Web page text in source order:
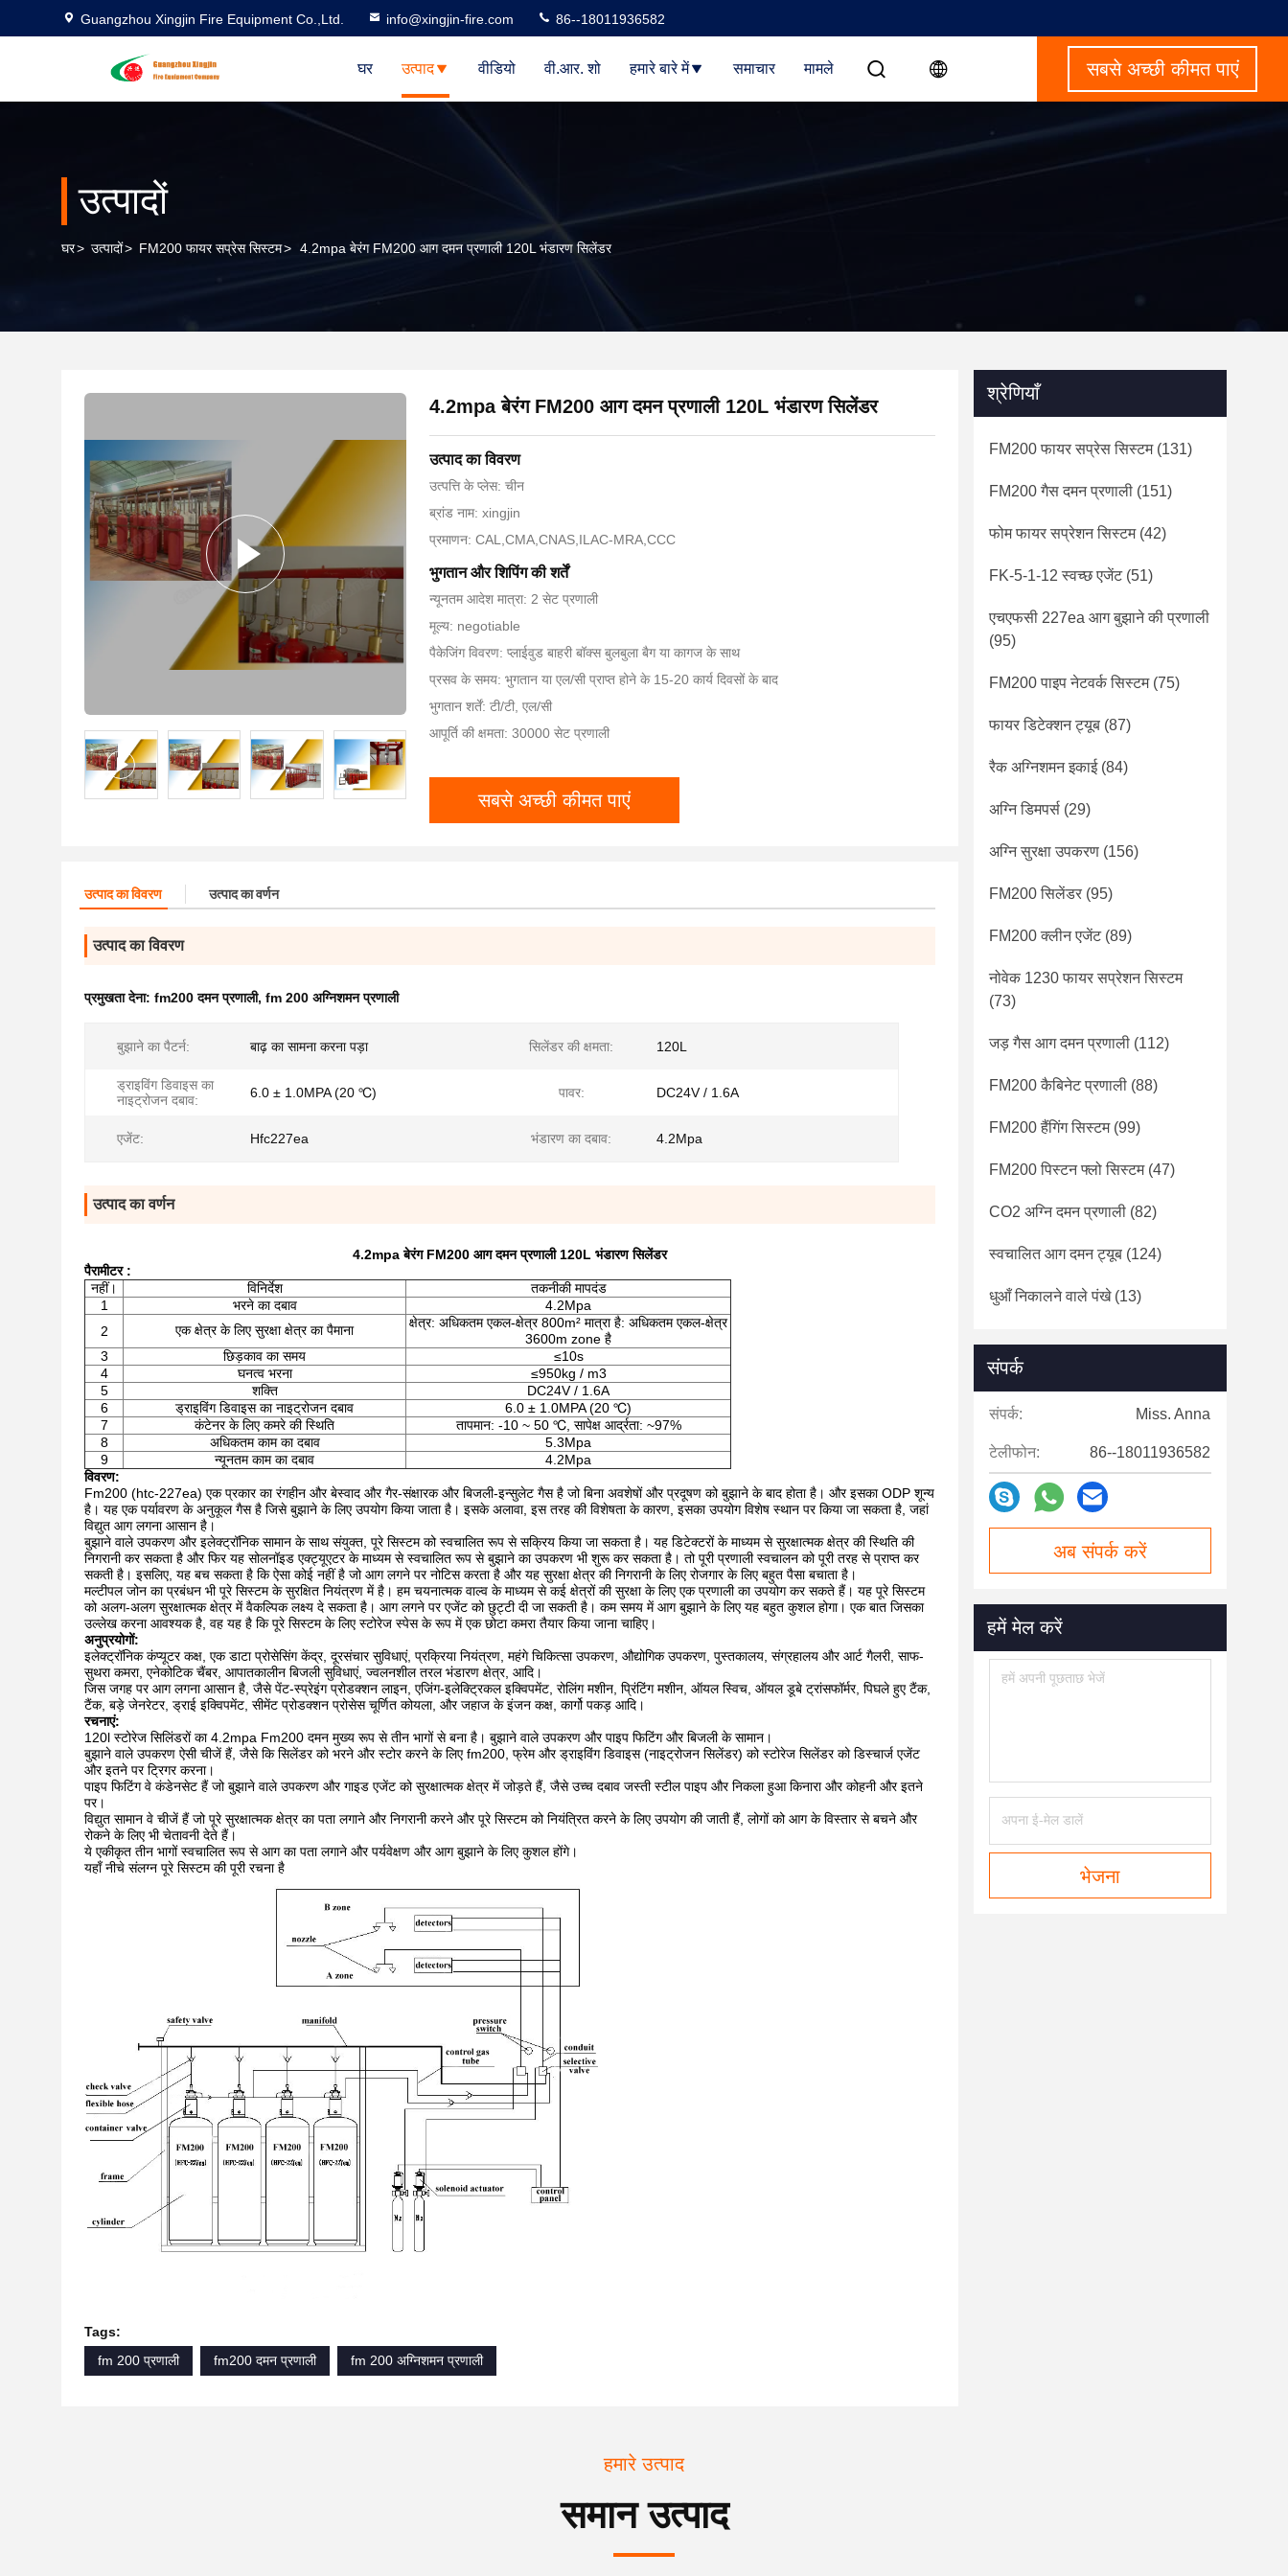
Guangzhou Xingjin Fire Equipment Co.,Ltd. info@xingjin-fire.com 86--18011936582
घर उत्पाद वीडियो वी.आर. शो हमारे बारे में समाचार मामले सबसे अच्छी कीमत पाएं
उत्पादों
घर> उत्पादों> FM200 फायर सप्रेस सिस्टम> 4.2mpa बेरंग FM200 आग दमन प्रणाली 120L भंडारण सिलेंडर
4.2mpa बेरंग FM200 आग दमन प्रणाली 120L भंडारण सिलेंडर
उत्पाद का विवरण
उत्पत्ति के प्लेस: चीन
ब्रांड नाम: xingjin
प्रमाणन: CAL,CMA,CNAS,ILAC-MRA,CCC
भुगतान और शिपिंग की शर्तें
न्यूनतम आदेश मात्रा: 2 सेट प्रणाली
मूल्य: negotiable
पैकेजिंग विवरण: प्लाईवुड बाहरी बॉक्स बुलबुला बैग या कागज के साथ
प्रसव के समय: भुगतान या एल/सी प्राप्त होने के 15-20 कार्य दिवसों के बाद
भुगतान शर्तें: टी/टी, एल/सी
आपूर्ति की क्षमता: 30000 सेट प्रणाली
सबसे अच्छी कीमत पाएं
उत्पाद का विवरण उत्पाद का वर्णन
उत्पाद का विवरण
प्रमुखता देना: fm200 दमन प्रणाली, fm 200 अग्निशमन प्रणाली
बुझाने का पैटर्न: बाढ़ का सामना करना पड़ा सिलेंडर की क्षमता: 120L
ड्राइविंग डिवाइस का
नाइट्रोजन दबाव:
6.0 ± 1.0MPA (20 ℃) पावर: DC24V / 1.6A
एजेंट: Hfc227ea भंडारण का दबाव: 4.2Mpa
उत्पाद का वर्णन
4.2mpa बेरंग FM200 आग दमन प्रणाली 120L भंडारण सिलेंडर
पैरामीटर :
नहीं।
विनिर्देश
तकनीकी मापदंड
1
भरने का दबाव
4.2Mpa
2
एक क्षेत्र के लिए सुरक्षा क्षेत्र का पैमाना
क्षेत्र: अधिकतम एकल-क्षेत्र 800m² मात्रा है: अधिकतम एकल-क्षेत्र
3600m zone है
3
छिड़काव का समय
≤10s
4
घनत्व भरना
≤950kg / m3
5
शक्ति
DC24V / 1.6A
6
ड्राइविंग डिवाइस का नाइट्रोजन दबाव
6.0 ± 1.0MPA (20 ℃)
7
कंटेनर के लिए कमरे की स्थिति
तापमान: -10 ~ 50 ℃, सापेक्ष आर्द्रता: ~97%
8
अधिकतम काम का दबाव
5.3Mpa
9
न्यूनतम काम का दबाव
4.2Mpa
विवरण:
Fm200 (htc-227ea) एक प्रकार का रंगहीन और बेस्वाद और गैर-संक्षारक और बिजली-इन्सुलेट गैस है जो बिना अवशेषों और प्रदूषण को बुझाने के बाद होता है। और इसका ODP शून्य
है। यह एक पर्यावरण के अनुकूल गैस है जिसे बुझाने के लिए उपयोग किया जाता है। इसके अलावा, इस तरह की विशेषता के कारण, इसका उपयोग विशेष स्थान पर किया जा सकता है, जहां
विद्युत आग लगना आसान है।
बुझाने वाले उपकरण और इलेक्ट्रॉनिक सामान के साथ संयुक्त, पूरे सिस्टम को स्वचालित रूप से सक्रिय किया जा सकता है। यह डिटेक्टरों के माध्यम से सुरक्षात्मक क्षेत्र की स्थिति की
निगरानी कर सकता है और फिर यह सोलनॉइड एक्ट्यूएटर के माध्यम से स्वचालित रूप से बुझाने का उपकरण भी शुरू कर सकता है। तो पूरी प्रणाली स्वचालन को पूरी तरह से प्राप्त कर
सकती है। इसलिए, यह बच सकता है कि ऐसा कोई नहीं है जो आग लगने पर नोटिस करता है और यह सुरक्षा क्षेत्र की निगरानी के लिए रोजगार के लिए बहुत पैसा बचाता है।
मल्टीपल जोन का प्रबंधन भी पूरे सिस्टम के सुरक्षित नियंत्रण में है। हम चयनात्मक वाल्व के माध्यम से कई क्षेत्रों की सुरक्षा के लिए एक प्रणाली का उपयोग कर सकते हैं। यह पूरे सिस्टम
को अलग-अलग सुरक्षात्मक क्षेत्र में वैकल्पिक लक्ष्य दे सकता है। आग लगने पर एजेंट को छुट्टी दी जा सकती है। कम समय में आग बुझाने के लिए यह बहुत कुशल होगा। एक बात जिसका
उल्लेख करना आवश्यक है, वह यह है कि पूरे सिस्टम के लिए स्टोरेज स्पेस के रूप में एक छोटा कमरा तैयार किया जाना चाहिए।
अनुप्रयोगों:
इलेक्ट्रॉनिक कंप्यूटर कक्ष, एक डाटा प्रोसेसिंग केंद्र, दूरसंचार सुविधाएं, प्रक्रिया नियंत्रण, महंगे चिकित्सा उपकरण, औद्योगिक उपकरण, पुस्तकालय, संग्रहालय और आर्ट गैलरी, साफ-
सुथरा कमरा, एनेकोटिक चैंबर, आपातकालीन बिजली सुविधाएं, ज्वलनशील तरल भंडारण क्षेत्र, आदि।
जिस जगह पर आग लगना आसान है, जैसे पेंट-स्प्रेइंग प्रोडक्शन लाइन, एजिंग-इलेक्ट्रिकल इक्विपमेंट, रोलिंग मशीन, प्रिंटिंग मशीन, ऑयल स्विच, ऑयल डूबे ट्रांसफॉर्मर, पिघले हुए टैंक,
टैंक, बड़े जेनरेटर, ड्राई इक्विपमेंट, सीमेंट प्रोडक्शन प्रोसेस चूर्णित कोयला, और जहाज के इंजन कक्ष, कार्गो पकड़ आदि।
रचनाएं:
120l स्टोरेज सिलिंडरों का 4.2mpa Fm200 दमन मुख्य रूप से तीन भागों से बना है। बुझाने वाले उपकरण और पाइप फिटिंग और बिजली के सामान।
बुझाने वाले उपकरण ऐसी चीजें हैं, जैसे कि सिलेंडर को भरने और स्टोर करने के लिए fm200, फ्रेम और ड्राइविंग डिवाइस (नाइट्रोजन सिलेंडर) को स्टोरेज सिलेंडर को डिस्चार्ज एजेंट
और इतने पर ट्रिगर करना।
पाइप फिटिंग वे कंडेनसेट हैं जो बुझाने वाले उपकरण और गाइड एजेंट को सुरक्षात्मक क्षेत्र में जोड़ते हैं, जैसे उच्च दबाव जस्ती स्टील पाइप और निकला हुआ किनारा और कोहनी और इतने
पर।
विद्युत सामान वे चीजें हैं जो पूरे सुरक्षात्मक क्षेत्र का पता लगाने और निगरानी करने और पूरे सिस्टम को नियंत्रित करने के लिए उपयोग की जाती हैं, लोगों को आग के विस्तार से बचने और
रोकने के लिए भी चेतावनी देते हैं।
ये एकीकृत तीन भागों स्वचालित रूप से आग का पता लगाने और पर्यवेक्षण और आग बुझाने के लिए कुशल होंगे।
यहाँ नीचे संलग्न पूरे सिस्टम की पूरी रचना है
Tags:
fm 200 प्रणाली
fm200 दमन प्रणाली fm 200 अग्निशमन प्रणाली
श्रेणियाँ
FM200 फायर सप्रेस सिस्टम(131)
FM200 गैस दमन प्रणाली (151)
फोम फायर सप्रेशन सिस्टम(42)
FK-5-1-12 स्वच्छ एजेंट(51)
एचएफसी 227ea आग बुझाने की प्रणाली
(95)
FM200 पाइप नेटवर्क सिस्टम(75)
फायर डिटेक्शन ट्यूब (87)
रैक अग्निशमन इकाई(84)
अग्नि डिमपर्स (29)
अग्नि सुरक्षा उपकरण (156)
FM200 सिलेंडर (95)
FM200 क्लीन एजेंट(89)
नोवेक 1230 फायर सप्रेशन सिस्टम
(73)
जड़ गैस आग दमन प्रणाली (112)
FM200 कैबिनेट प्रणाली (88)
FM200 हैंगिंग सिस्टम(99)
FM200 पिस्टन फ्लो सिस्टम(47)
CO2 अग्नि दमन प्रणाली (82)
स्वचालित आग दमन ट्यूब (124)
धुआँ निकालने वाले पंखे(13)
संपर्क
संपर्क: Miss. Anna
टेलीफोन: 86--18011936582
अब संपर्क करें
हमें मेल करें
भेजना
हमारे उत्पाद
समान उत्पाद